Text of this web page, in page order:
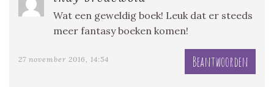
Wat een geweldig boek! Leuk dat er steeds
meer fantasy boeken komen!
27 november 2016, 14:54 Beantwoorden